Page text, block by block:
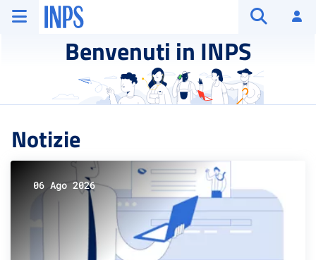
Vai al menu principale
Vai al contenuto principale
Vai al pie' di pagina
INPS ()
Benvenuti in INPS
Notizie
06 Ago 2026